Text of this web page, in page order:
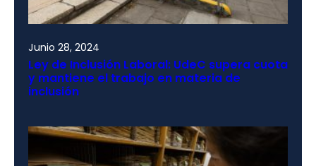
Junio 28, 2024
Ley de Inclusión Laboral: UdeC supera cuota
y mantiene el trabajo en materia de
inclusión